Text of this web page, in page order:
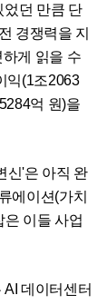
었던 만큼 단
경쟁력을 지
게 읽을 수
익(1조2063
억 원)을
신'은 아직 완
에이션(가치
이들 사업
데이터센터